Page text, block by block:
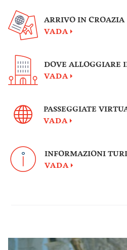
ARRIVO IN CROAZIA
VADA
DOVE ALLOGGIARE
VADA
PASSEGGIATE
VADA
INFORMAZIONI
VADA